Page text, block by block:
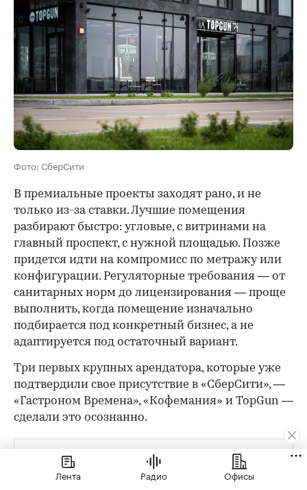
Фото: СберСити
В премиальные проекты заходят рано, и не
только из-за ставки. Лучшие помещения
разбирают быстро: угловые, с витринами на
главный проспект, с нужной площадью. Позже
придется идти на компромисс по метражу или
конфигурации. Регуляторные требования — от
санитарных норм до лицензирования — проще
выполнить, когда помещение изначально
подбирается под конкретный бизнес, а не
адаптируется под остаточный вариант.
Три первых крупных арендатора, которые уже
подтвердили свое присутствие в «СберСити», —
«Гастроном Времена», «Кофемания» и TopGun —
сделали это осознанно.
«Экономически открыться через два года было бы
проще и приятнее. Но мы готовы принять эти риски
и, возможно, какое-то время работать не в плюс. Мы
Лента Радио Офисы